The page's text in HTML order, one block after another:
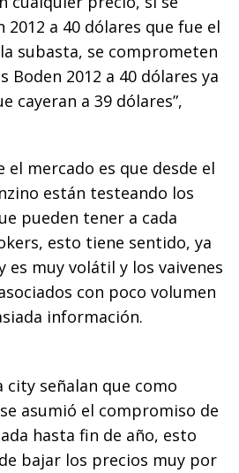
2012 a 40 dólares que fue el
subasta, se comprometen
2012 a 40 dólares ya
cayeran a 39 dólares”,
el mercado es que desde el
están testeando los
pueden tener a cada
esto tiene sentido, ya
es muy volátil y los vaivenes
con poco volumen
información.
city señalan que como
asumió el compromiso de
hasta fin de año, esto
bajar los precios muy por